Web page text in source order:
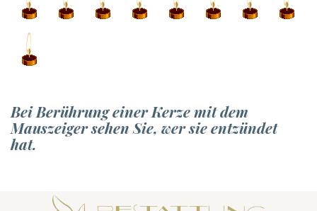
Bei Berührung einer Kerze mit dem
Mauszeiger sehen Sie, wer sie entzündet
hat.